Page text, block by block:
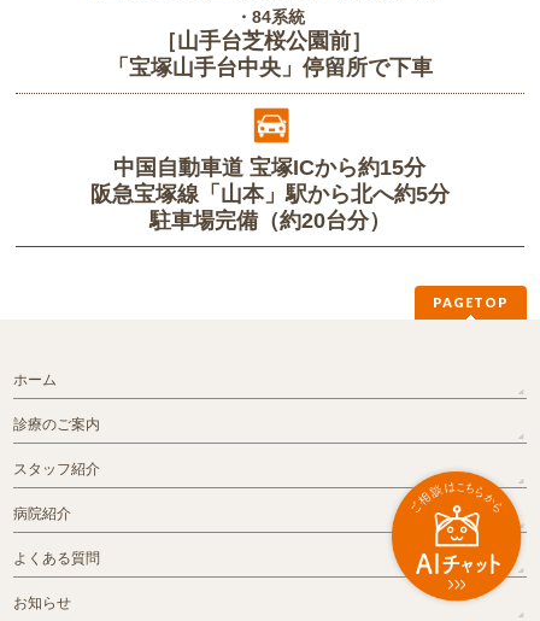
・84系統
［山手台芝桜公園前］
「宝塚山手台中央」停留所で下車
中国自動車道 宝塚ICから約15分
阪急宝塚線「山本」駅から北へ約5分
駐車場完備（約20台分）
PAGETOP
ホーム
診療のご案内
スタッフ紹介
病院紹介
よくある質問
お知らせ